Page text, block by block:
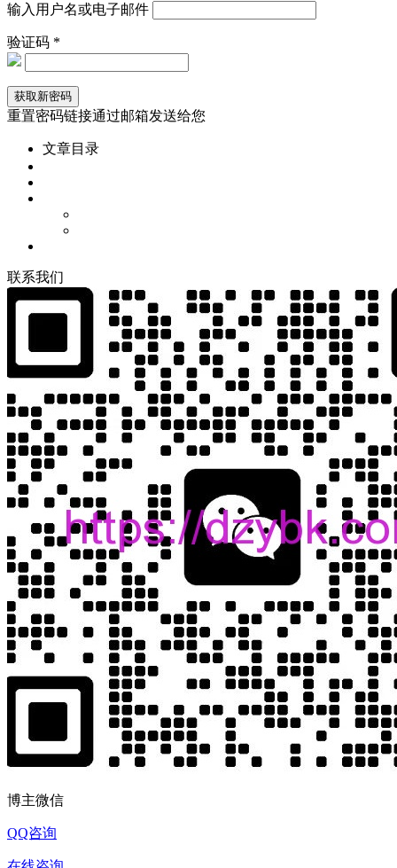
输入用户名或电子邮件
验证码 *
重置密码链接通过邮箱发送给您
文章目录
联系我们
博主微信
QQ咨询